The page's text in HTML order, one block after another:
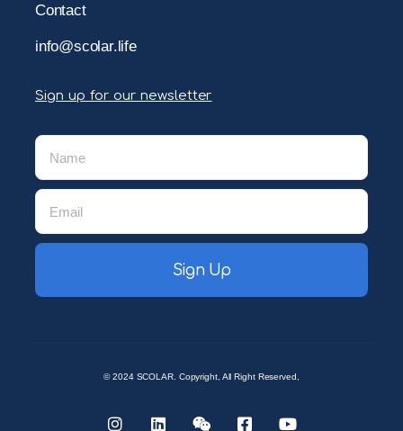
Contact
info@scolar.life
Sign up for our newsletter
Sign Up
© 2024 SCOLAR. Copyright, All Right Reserved,